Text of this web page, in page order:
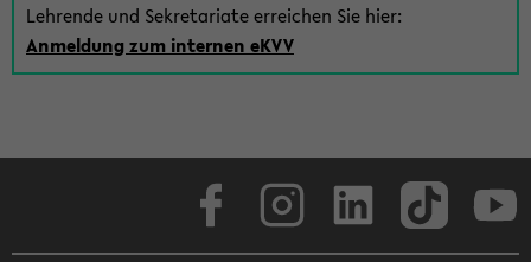
Lehrende und Sekretariate erreichen Sie hier:
Anmeldung zum internen eKVV